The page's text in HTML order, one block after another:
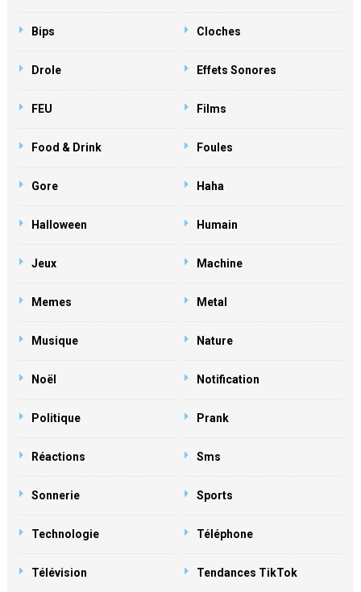
Bips Cloches
Drole Effets Sonores
FEU Films
Food & Drink Foules
Gore Haha
Halloween Humain
Jeux Machine
Memes Metal
Musique Nature
Noël Notification
Politique Prank
Réactions Sms
Sonnerie Sports
Technologie Téléphone
Télévision Tendances TikTok